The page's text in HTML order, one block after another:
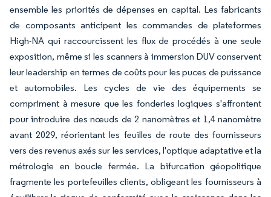
ensemble les priorités de dépenses en capital. Les fabricants
de composants anticipent les commandes de plateformes
High-NA qui raccourcissent les flux de procédés à une seule
exposition, même si les scanners à immersion DUV conservent
leur leadership en termes de coûts pour les puces de puissance
et automobiles. Les cycles de vie des équipements se
compriment à mesure que les fonderies logiques s'affrontent
pour introduire des nœuds de 2 nanomètres et 1,4 nanomètre
avant 2029, réorientant les feuilles de route des fournisseurs
vers des revenus axés sur les services, l'optique adaptative et la
métrologie en boucle fermée. La bifurcation géopolitique
fragmente les portefeuilles clients, obligeant les fournisseurs à